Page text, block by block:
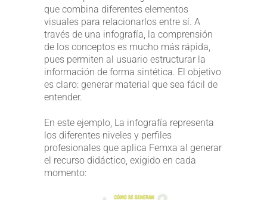
que combina diferentes elementos
visuales para relacionarlos entre sí. A
través de una infografía, la comprensión
de los conceptos es mucho más rápida,
pues permiten al usuario estructurar la
información de forma sintética. El objetivo
es claro: generar material que sea fácil de
entender.
En este ejemplo, La infografía representa
los diferentes niveles y perfiles
profesionales que aplica Femxa al generar
el recurso didáctico, exigido en cada
momento: